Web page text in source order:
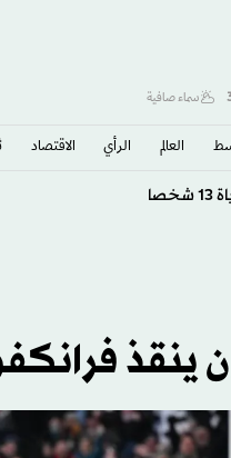
سماء صافية
العالم الرأي الاقتصاد
القدرة على إسقاطه؟
ينقذ